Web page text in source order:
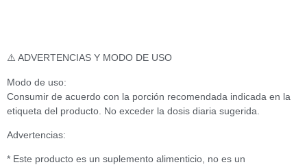
⚠️ ADVERTENCIAS Y MODO DE USO
Modo de uso:
Consumir de acuerdo con la porción recomendada indicada en la
etiqueta del producto. No exceder la dosis diaria sugerida.
Advertencias:
* Este producto es un suplemento alimenticio, no es un